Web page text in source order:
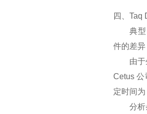
四、Taq
典型
件的差
由于生
Cetus
定时间
分析条